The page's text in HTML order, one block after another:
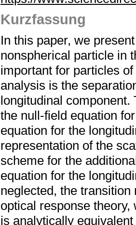
Kurzfassung
In this paper, we
nonspherical particle in
important for particles
analysis is the
longitudinal
the null-field equation
equation for the
representation of the
scheme for the
equation for the
neglected, the
optical response
is analytically